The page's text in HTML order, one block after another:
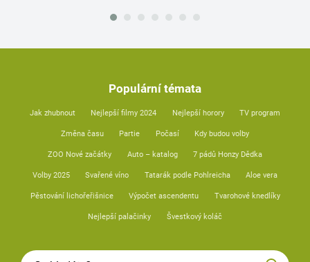
Populární témata
Jak zhubnout Nejlepší filmy 2024 Nejlepší horory TV program
Změna času Partie Počasí Kdy budou volby
ZOO Nové začátky Auto – katalog 7 pádů Honzy Dědka
Volby 2025 Svařené víno Tatarák podle Pohlreicha Aloe vera
Pěstování lichořeřišnice Výpočet ascendentu Tvarohové knedlíky
Nejlepší palačinky Švestkový koláč